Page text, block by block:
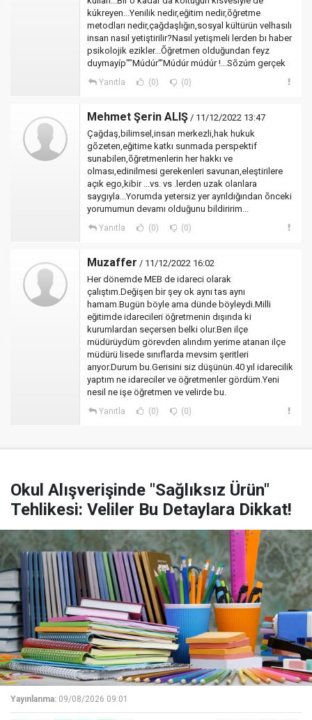
kúkreyen...Yenilik nedir,eğitim nedir,õğretme
metodları nedir,çağdaşlığın,sosyal kültürün velhasılı
insan nasıl yetiştirilir?Nasıl yetişmeli lerden bı haber
psikolojik ezikler...Õğretmen olduğundan feyz
duymayíp""Múdúr'"Múdúr múdúr !...Sõzúm gerçek
Yanıtla (0) (0)
Mehmet Şerin ALIŞ / 11/12/2022 13:47
Çağdaş,bilimsel,insan merkezli,hak hukuk
gõzeten,eğitime katkı sunmada perspektif
sunabilen,õğretmenlerin her hakkı ve
olması,edinilmesi gerekenleri savunan,eleştirilere
açık ego,kibir ...vs. vs .lerden uzak olanlara
saygıyla...Yorumda yetersiz yer ayrıldığından õnceki
yorumumun devamı olduğunu bildiririm...
Yanıtla (0) (0)
Muzaffer / 11/12/2022 16:02
Her dönemde MEB de idareci olarak
çalıştım.Değişen bir şey ok aynı tas aynı
hamam.Bugün böyle ama dünde böyleydi.Milli
eğitimde idarecileri öğretmenin dışında ki
kurumlardan seçersen belki olur.Ben ilçe
müdürüydüm görevden alındım yerime atanan ilçe
müdürü lisede sınıflarda mevsim şeritleri
arıyor.Durum bu.Gerisini siz düşünün.40 yıl idarecilik
yaptım ne idareciler ve öğretmenler gördüm.Yeni
nesil ne işe öğretmen ve velirde bu.
Yanıtla (0) (0)
Okul Alışverişinde "Sağlıksız Ürün"
Tehlikesi: Veliler Bu Detaylara Dikkat!
Yayınlanma: 09/08/2026 09:01